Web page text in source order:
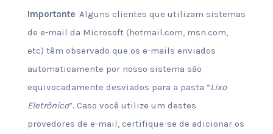
Importante: Alguns clientes que utilizam sistemas
de e-mail da Microsoft (hotmail.com, msn.com,
etc) têm observado que os e-mails enviados
automaticamente por nosso sistema são
equivocadamente desviados para a pasta “Lixo
Eletrônico”. Caso você utilize um destes
provedores de e-mail, certifique-se de adicionar os